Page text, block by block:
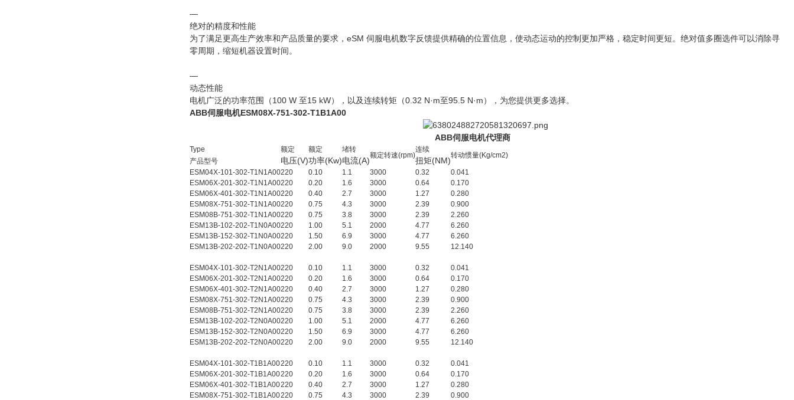
—
绝对的精度和性能
为了满足更高生产效率和产品质量的要求，eSM 伺服电机数字反馈提供精确的位置信息，使动态运动的控制更加严格，稳定时间更短。绝对值多圈选件可以消除寻
零周期，缩短机器设置时间。
—
动态性能
电机广泛的功率范围（100 W 至15 kW），以及连续转矩（0.32 N·m至95.5 N·m），为您提供更多选择。
ABB伺服电机ESM08X-751-302-T1B1A00
ABB伺服电机代理商
Type 额定
电压(V)
额定
功率(Kw)
堵转
电流(A)
额定转速(rpm)
连续
扭矩(NM)
转动惯量(Kg/cm2)
产品型号
ESM04X-101-302-T1N1A00220 0.10 1.1 3000 0.32
0.041
ESM06X-201-302-T1N1A00220 0.20 1.6 3000 0.64
0.170
ESM06X-401-302-T1N1A00220 0.40 2.7 3000 1.27
0.280
ESM08X-751-302-T1N1A00220 0.75 4.3 3000 2.39
0.900
ESM08B-751-302-T1N1A00220 0.75 3.8 3000 2.39
2.260
ESM13B-102-202-T1N0A00220 1.00 5.1 2000 4.77
6.260
ESM13B-152-302-T1N0A00220 1.50 6.9 3000 4.77
6.260
ESM13B-202-202-T1N0A00220 2.00 9.0 2000 9.55 12.140
ESM04X-101-302-T2N1A00220 0.10 1.1 3000 0.32
0.041
ESM06X-201-302-T2N1A00220 0.20 1.6 3000 0.64
0.170
ESM06X-401-302-T2N1A00220 0.40 2.7 3000 1.27
0.280
ESM08X-751-302-T2N1A00220 0.75 4.3 3000 2.39
0.900
ESM08B-751-302-T2N1A00220 0.75 3.8 3000 2.39
2.260
ESM13B-102-202-T2N0A00220 1.00 5.1 2000 4.77
6.260
ESM13B-152-302-T2N0A00220 1.50 6.9 3000 4.77
6.260
ESM13B-202-202-T2N0A00220 2.00 9.0 2000 9.55 12.140
ESM04X-101-302-T1B1A00220 0.10 1.1 3000 0.32
0.041
ESM06X-201-302-T1B1A00220 0.20 1.6 3000 0.64
0.170
ESM06X-401-302-T1B1A00220 0.40 2.7 3000 1.27
0.280
ESM08X-751-302-T1B1A00220 0.75 4.3 3000 2.39
0.900